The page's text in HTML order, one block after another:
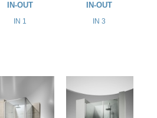
IN-OUT
IN 1
IN-OUT
IN 3